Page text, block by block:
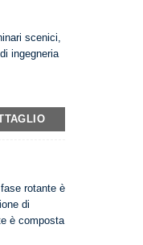
scenici,
ingegneria
rotante è
di
è composta